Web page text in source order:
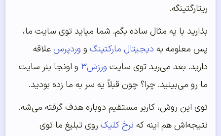
ریتارگتینگه.
بذارید با یه مثال ساده بگم. شما میاید توی سایت ما،
پس معلومه به دیجیتال مارکتینگ و وردپرس علاقه
دارید. بعد می‌رید توی سایت ورزش۳
و اونجا بنر سایت
ما رو می‌بینید. چرا؟ چون قبلاً یه سر به ما زده بودید.
توی این روش، کاربر مستقیم دوباره هدف گرفته می‌شه.
نتیجه‌اش هم اینه که نرخ کلیک روی تبلیغ ما توی